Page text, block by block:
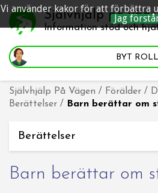
Vi använder kakor för att förbättra
Jag
Självhjälp på
Information stöd och
BYT ROLL
Självhjälp På Vägen / Förälder /
Berättelser / Barn berättar om
Berättelser
Barn berättar om